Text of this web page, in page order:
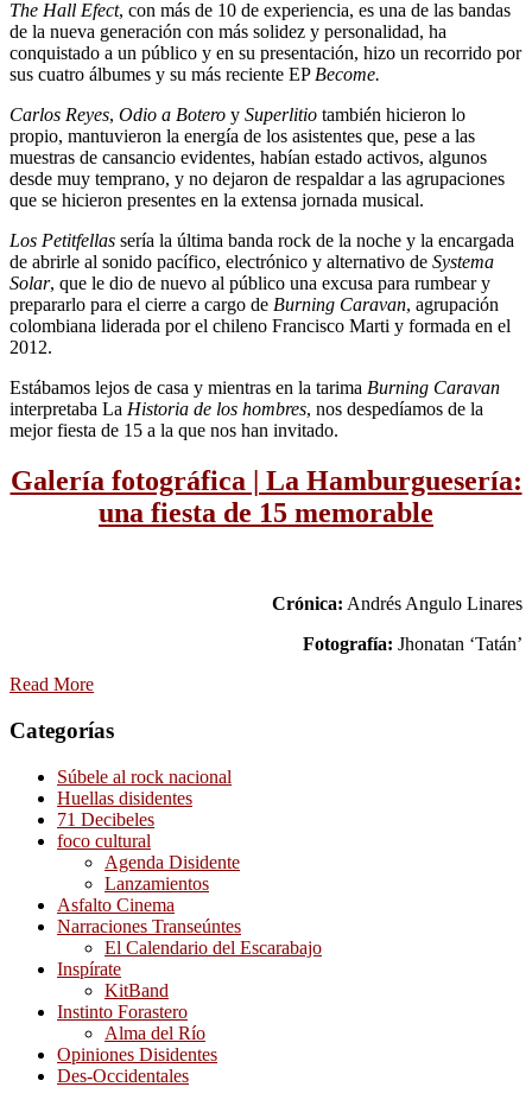
The Hall Efect, con más de 10 de experiencia, es una de las bandas
de la nueva generación con más solidez y personalidad, ha
conquistado a un público y en su presentación, hizo un recorrido por
sus cuatro álbumes y su más reciente EPBecome.
Carlos Reyes, Odio a Botero y Superlitio también hicieron lo
propio, mantuvieron la energía de los asistentes que, pese a las
muestras de cansancio evidentes, habían estado activos, algunos
desde muy temprano, y no dejaron de respaldar a las agrupaciones
que se hicieron presentes en la extensa jornada musical.
Los Petitfellas sería la última banda rock de la noche y la encargada
de abrirle al sonido pacífico, electrónico y alternativo de Systema
Solar, que le dio de nuevo al público una excusa para rumbear y
prepararlo para el cierre a cargo de Burning Caravan, agrupación
colombiana liderada por el chileno Francisco Marti y formada en el
2012.
Estábamos lejos de casa y mientras en la tarima Burning Caravan
interpretaba La Historia de los hombres, nos despedíamos de la
mejor fiesta de 15 a la que nos han invitado.
Galería fotográfica | La Hamburguesería:
una fiesta de 15 memorable
Crónica: Andrés Angulo Linares
Fotografía: Jhonatan ‘Tatán’
Read More
Categorías
Súbele al rock nacional
Huellas disidentes
71 Decibeles
foco cultural
Agenda Disidente
Lanzamientos
Asfalto Cinema
Narraciones Transeúntes
El Calendario del Escarabajo
Inspírate
KitBand
Instinto Forastero
Alma del Río
Opiniones Disidentes
Des-Occidentales